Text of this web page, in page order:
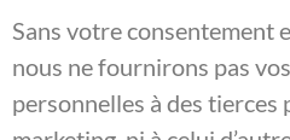
Sans votre consentement
nous ne fournirons pas
personnelles à des